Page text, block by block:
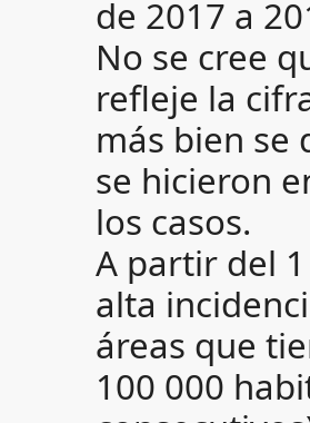
de 2017 a
No se cree
refleje la
más bien se
se hicieron
los casos.
A partir del
alta
áreas que
100 000